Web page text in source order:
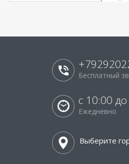
Бесплатный
с 10:00
Ежедневно
Выберите